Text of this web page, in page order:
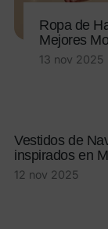
Ropa de
Mejores
13 nov 2025
Vestidos de
inspirados en
12 nov 2025